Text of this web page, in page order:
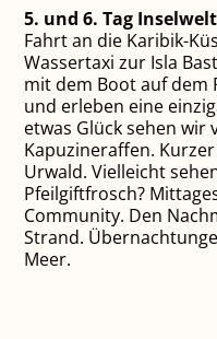
5. und 6. Tag
Fahrt an die Karibik-
Wassertaxi zur Isla
mit dem Boot auf dem
und erleben eine
etwas Glück sehen wir
Kapuzineraffen.
Urwald. Vielleicht
Pfeilgiftfrosch?
Community. Den
Strand.
Meer.